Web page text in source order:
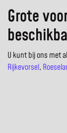
Grote
U kunt bij ons met
Rijkevorsel,